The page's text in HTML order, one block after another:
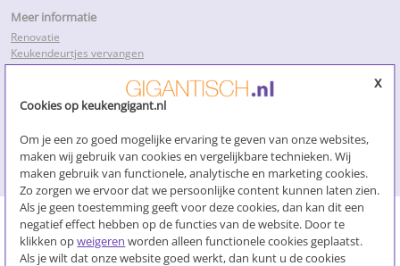
x
Cookies op keukengigant.nl
Om je een zo goed mogelijke ervaring te geven van onze websites,
maken wij gebruik van cookies en vergelijkbare technieken. Wij
maken gebruik van functionele, analytische en marketing cookies.
Zo zorgen we ervoor dat we persoonlijke content kunnen laten zien.
Als je geen toestemming geeft voor deze cookies, dan kan dit een
negatief effect hebben op de functies van de website. Door te
klikken opweigeren worden alleen functionele cookies geplaatst.
Als je wilt dat onze website goed werkt, dan kunt u de cookies
Meer informatie
Renovatie
Keukendeurtjes vervangen
Keukenkastdeurtjes
Keukenkastjes vervangen
Kosten keukenrenovatie
Losse keukendeurtjes
Nieuwe keukendeurtjes
Klik voor meer…
Algemene voorwaarden
Overeenkomst ontbinden